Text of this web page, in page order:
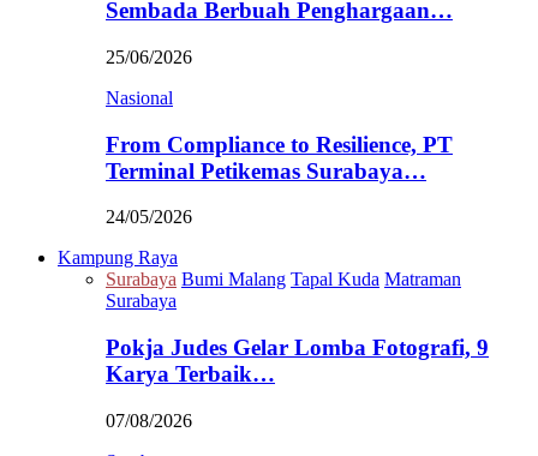
Sembada Berbuah Penghargaan…
25/06/2026
Nasional
From Compliance to Resilience, PT
Terminal Petikemas Surabaya…
24/05/2026
Kampung Raya
Surabaya Bumi Malang Tapal Kuda Matraman
Surabaya
Pokja Judes Gelar Lomba Fotografi, 9
Karya Terbaik…
07/08/2026